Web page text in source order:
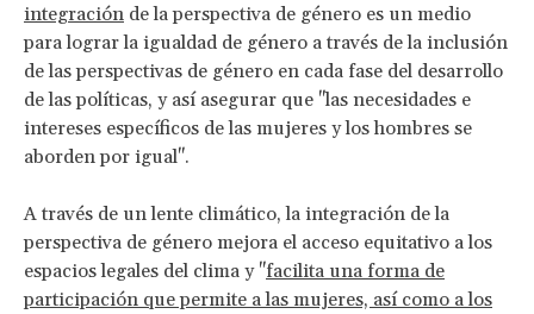
integración de la perspectiva de género es un medio
para lograr la igualdad de género a través de la inclusión
de las perspectivas de género en cada fase del desarrollo
de las políticas, y así asegurar que "las necesidades e
intereses específicos de las mujeres y los hombres se
aborden por igual".
A través de un lente climático, la integración de la
perspectiva de género mejora el acceso equitativo a los
espacios legales del clima y "facilita una forma de
participación que permite a las mujeres, así como a los